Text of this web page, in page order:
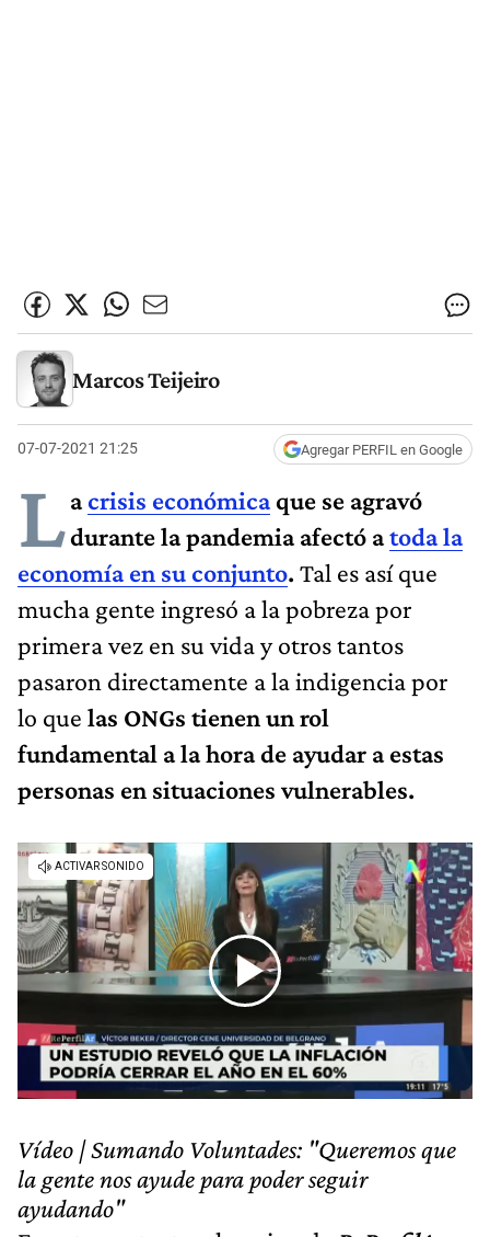
Marcos Teijeiro
07-07-2021 21:25 Agregar PERFIL en Google
Lacrisis económicaque se agravó
durante la pandemia afectó atoda la
economía en su conjunto. Tal es así que
mucha gente ingresó a la pobreza por
primera vez en su vida y otros tantos
pasaron directamente a la indigencia por
lo que las ONGs tienen un rol
fundamental a la hora de ayudar a estas
personas en situaciones vulnerables.
Vídeo | Sumando Voluntades: "Queremos que
la gente nos ayude para poder seguir
ayudando"